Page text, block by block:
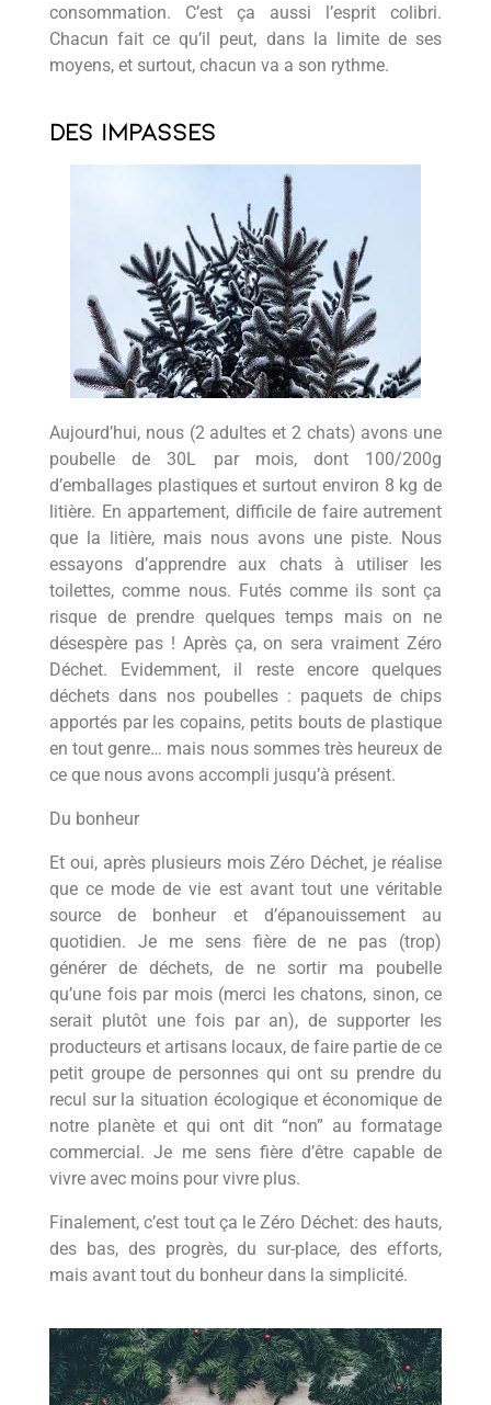
consommation. C’est ça aussi l’esprit colibri.
Chacun fait ce qu’il peut, dans la limite de ses
moyens, et surtout, chacun va a son rythme.
Des Impasses
Aujourd’hui, nous (2 adultes et 2 chats) avons une
poubelle de 30L par mois, dont 100/200g
d’emballages plastiques et surtout environ 8 kg de
litière. En appartement, difficile de faire autrement
que la litière, mais nous avons une piste. Nous
essayons d’apprendre aux chats à utiliser les
toilettes, comme nous. Futés comme ils sont ça
risque de prendre quelques temps mais on ne
désespère pas ! Après ça, on sera vraiment Zéro
Déchet. Evidemment, il reste encore quelques
déchets dans nos poubelles : paquets de chips
apportés par les copains, petits bouts de plastique
en tout genre… mais nous sommes très heureux de
ce que nous avons accompli jusqu’à présent.
Du bonheur
Et oui, après plusieurs mois Zéro Déchet, je réalise
que ce mode de vie est avant tout une véritable
source de bonheur et d’épanouissement au
quotidien. Je me sens fière de ne pas (trop)
générer de déchets, de ne sortir ma poubelle
qu’une fois par mois (merci les chatons, sinon, ce
serait plutôt une fois par an), de supporter les
producteurs et artisans locaux, de faire partie de ce
petit groupe de personnes qui ont su prendre du
recul sur la situation écologique et économique de
notre planète et qui ont dit “non” au formatage
commercial. Je me sens fière d’être capable de
vivre avec moins pour vivre plus.
Finalement, c’est tout ça le Zéro Déchet: des hauts,
des bas, des progrès, du sur-place, des efforts,
mais avant tout du bonheur dans la simplicité.